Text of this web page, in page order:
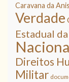
Caravana da
Verdade
Estadual
Direitos
Militar